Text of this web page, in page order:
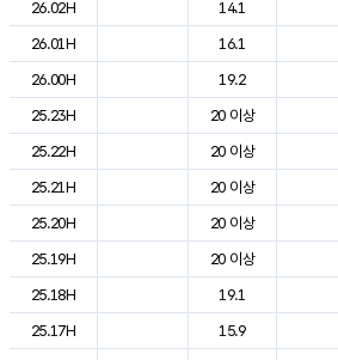
26.02H
14.1
26.01H
16.1
26.00H
19.2
25.23H
20 이상
25.22H
20 이상
25.21H
20 이상
25.20H
20 이상
25.19H
20 이상
25.18H
19.1
25.17H
15.9